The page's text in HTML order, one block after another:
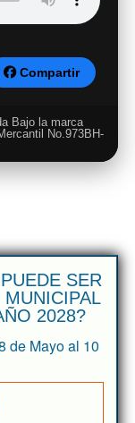
Compartir
Bajo la marca
No.973BH-
SER
MUNICIPAL
2028?
de Mayo al 10